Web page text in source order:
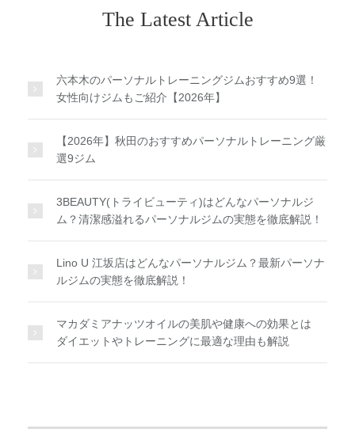
The Latest Article
六本木のパーソナルトレーニングジムおすすめ9選！
女性向けジムもご紹介【2026年】
【2026年】秋田のおすすめパーソナルトレーニング厳
選9ジム
3BEAUTY(トライビューティ)はどんなパーソナルジ
ム？清潔感溢れるパーソナルジムの実態を徹底解説！
Lino U 江坂店はどんなパーソナルジム？最新パーソナ
ルジムの実態を徹底解説！
マカダミアナッツオイルの美肌や健康への効果とは
ダイエットやトレーニングに最適な理由も解説